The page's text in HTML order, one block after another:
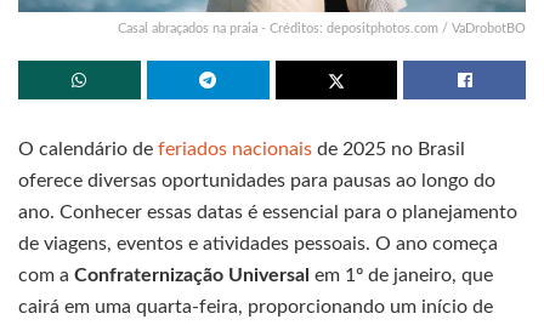
Casal abraçados na praia - Créditos: depositphotos.com / VaDrobotBO
O calendário de feriados nacionais de 2025 no Brasil
oferece diversas oportunidades para pausas ao longo do
ano. Conhecer essas datas é essencial para o planejamento
de viagens, eventos e atividades pessoais. O ano começa
com a Confraternização Universal em 1º de janeiro, que
cairá em uma quarta-feira, proporcionando um início de